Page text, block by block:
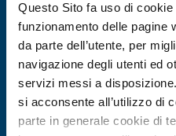
Questo Sito fa uso di
funzionamento delle pagine
da parte dell’utente, per
navigazione degli utenti ed
servizi messi a
si acconsente all’utilizzo di
parte in generale cookie di
Scade il15